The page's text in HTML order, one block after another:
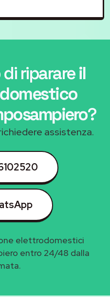
riparareil
?
assistenza.
elettrodomestici
entro 24/48 dalla